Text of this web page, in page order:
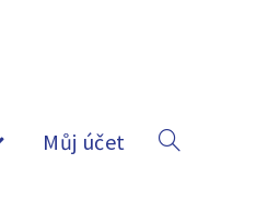
Můj účet